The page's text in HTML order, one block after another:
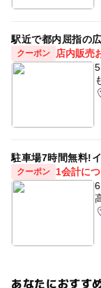
駅近で都内屈指の
クーポン
店内販売
駐車場7時間無料!
クーポン
1会計に
あなたにおすす